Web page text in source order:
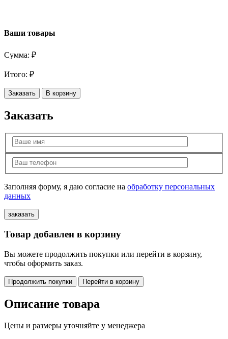
Ваши товары
Сумма: ₽
Итого: ₽
Заказать В корзину
Заказать
Заполняя форму, я даю согласие на обработку персональных
данных
Товар добавлен в корзину
Вы можете продолжить покупки или перейти в корзину,
чтобы оформить заказ.
Продолжить покупки Перейти в корзину
Описание товара
Цены и размеры уточняйте у менеджера